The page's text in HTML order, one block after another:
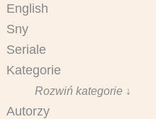
English
Sny
Seriale
Kategorie
Rozwiń kategorie ↓
Autorzy